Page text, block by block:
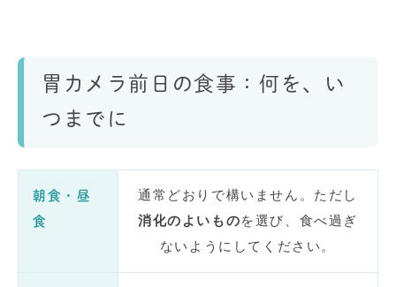
胃カメラ前日の食事：何を、い
つまでに
朝食・昼
食
通常どおりで構いません。ただし
消化のよいものを選び、食べ過ぎ
ないようにしてください。